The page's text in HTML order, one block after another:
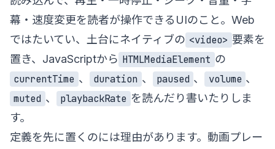
幕・速度変更を読者が操作できるUIのこと。Web
ではたいてい、土台にネイティブの <video> 要素を
置き、JavaScriptから HTMLMediaElement の
currentTime 、 duration 、 paused 、 volume 、
muted 、 playbackRate を読んだり書いたりしま
す。
定義を先に置くのには理由があります。動画プレー